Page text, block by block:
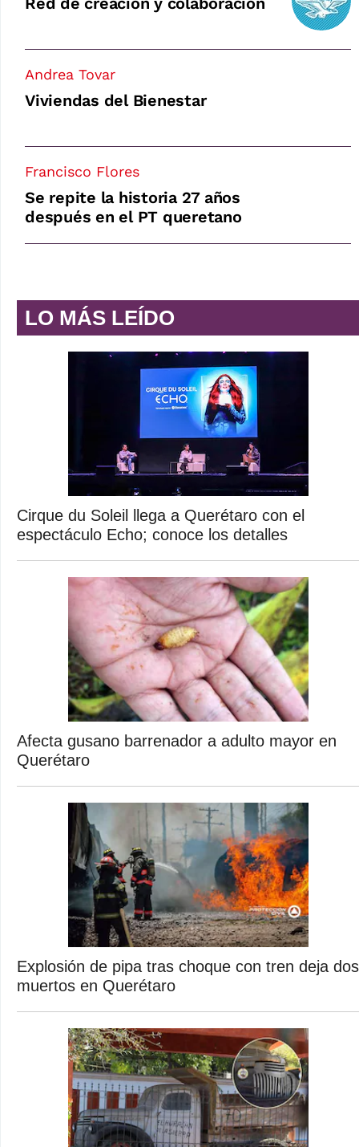
Andrea Tovar
Viviendas del Bienestar
Francisco Flores
Se repite la historia 27 años
después en el PT queretano
LO MÁS LEÍDO
Cirque du Soleil llega a Querétaro con el
espectáculo Echo; conoce los detalles
Afecta gusano barrenador a adulto mayor en
Querétaro
Explosión de pipa tras choque con tren deja dos
muertos en Querétaro